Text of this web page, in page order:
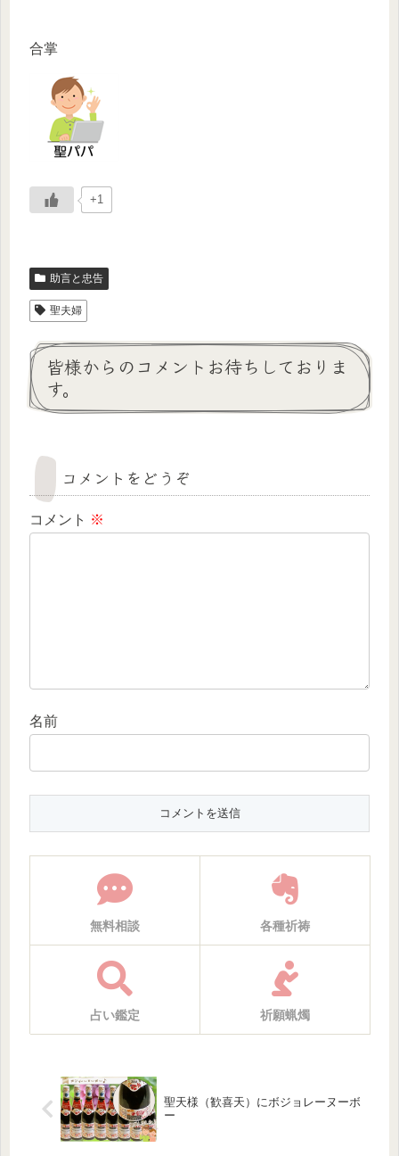
合掌
+1
助言と忠告
聖夫婦
皆様からのコメントお待ちしておりま
す。
コメントをどうぞ
コメント ※
名前
無料相談 各種祈祷
占い鑑定 祈願蝋燭
聖天様（歓喜天）にボジョレーヌーボ
ー